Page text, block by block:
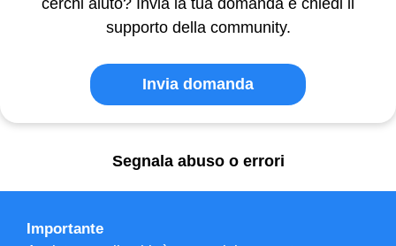
cerchi aiuto? Invia la tua domanda e chiedi il
supporto della community.
Invia domanda
Segnala abuso o errori
Importante